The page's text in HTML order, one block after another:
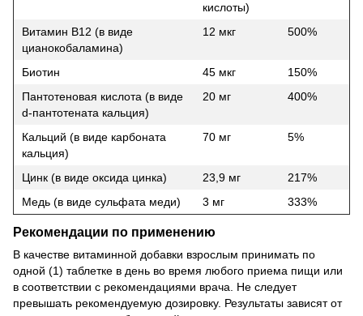
кислоты)
Витамин B12 (в виде
цианокобаламина)
12 мкг 500%
Биотин 45 мкг
150%
Пантотеновая кислота (в виде
d-пантотената кальция)
20 мг 400%
Кальций (в виде карбоната
кальция)
70 мг 5%
Цинк (в виде оксида цинка) 23,9 мг
217%
Медь (в виде сульфата меди)
3 мг 333%
Рекомендации по применению
В качестве витаминной добавки взрослым принимать по
одной (1) таблетке в день во время любого приема пищи или
в соответствии с рекомендациями врача. Не следует
превышать рекомендуемую дозировку. Результаты зависят от